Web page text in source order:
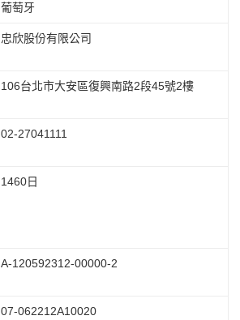
葡萄牙
忠欣股份有限公司
106台北市大安區復興南路2段45號2樓
02-27041111
1460日
A-120592312-00000-2
07-062212A10020